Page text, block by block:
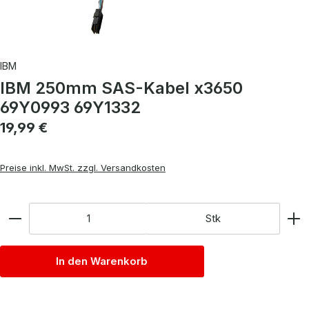
IBM
IBM 250mm SAS-Kabel x3650
69Y0993 69Y1332
Regulärer Preis:
19,99 €
Preise inkl. MwSt. zzgl. Versandkosten
Stk
In den Warenkorb